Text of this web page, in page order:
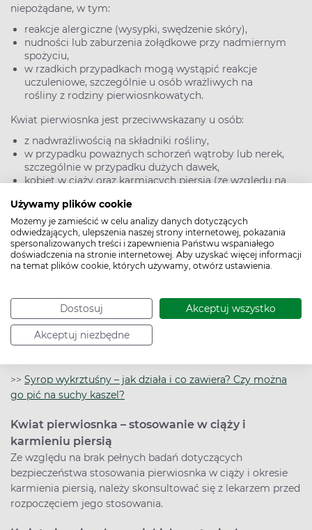
Używamy plików cookie
Możemy je zamieścić w celu analizy danych dotyczących
odwiedzających, ulepszenia naszej strony internetowej, pokazania
spersonalizowanych treści i zapewnienia Państwu wspaniałego
doświadczenia na stronie internetowej. Aby uzyskać więcej informacji
na temat plików cookie, których używamy, otwórz ustawienia.
Dostosuj Akceptuj wszystko
Akceptuj niezbędne
niepożądane, w tym:
reakcje alergiczne (wysypki, swędzenie skóry),
nudności lub zaburzenia żołądkowe przy nadmiernym
spożyciu,
w rzadkich przypadkach mogą wystąpić reakcje
uczuleniowe, szczególnie u osób wrażliwych na
rośliny z rodziny pierwiosnkowatych.
Kwiat pierwiosnka jest przeciwwskazany u osób:
z nadwrażliwością na składniki rośliny,
w przypadku poważnych schorzeń wątroby lub nerek,
szczególnie w przypadku dużych dawek,
kobiet w ciąży oraz karmiących piersią (ze względu na
>>Jak szybko wyleczyć przeziębienie? Leki i domowe
sposoby
Kwiat pierwiosnka – najczęstsze interakcje
leki wykrztuśne i przeciwkaszlowe, ponieważ może
nasilać ich działanie,
leki uspokajające i nasenne, ze względu na swoje
>> Syrop wykrztuśny – jak działa i co zawiera? Czy można
go pić na suchy kaszel?
Kwiat pierwiosnka – stosowanie w ciąży i
karmieniu piersią
Ze względu na brak pełnych badań dotyczących
bezpieczeństwa stosowania pierwiosnka w ciąży i okresie
karmienia piersią, należy skonsultować się z lekarzem przed
rozpoczęciem jego stosowania.